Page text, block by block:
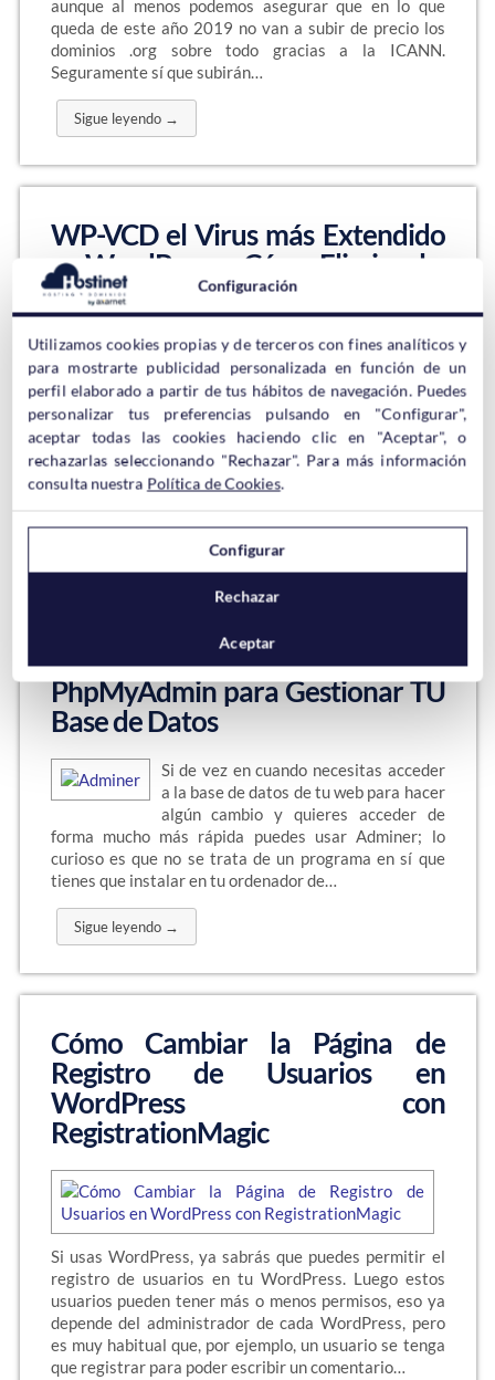
aunque al menos podemos asegurar que en lo que
queda de este año 2019 no van a subir de precio los
dominios .org sobre todo gracias a la ICANN.
Seguramente sí que subirán…
Sigue leyendo →
WP-VCD el Virus más Extendido
en WordPress – Cómo Eliminarlo
Virus y malware para WordPress hay un montón, pero
ninguno está más extendido que WP-VCD. Sin duda, la
infección WP-VCD es la número uno, la que se lleva el
gato al agua, la que más difundida está y la que más
instalaciones de WordPress consigue infectar al cabo
Adminer – Alternativa a
PhpMyAdmin para Gestionar TU
Base de Datos
Si de vez en cuando necesitas acceder
a la base de datos de tu web para hacer
algún cambio y quieres acceder de
forma mucho más rápida puedes usar Adminer; lo
curioso es que no se trata de un programa en sí que
tienes que instalar en tu ordenador de…
Sigue leyendo →
Cómo Cambiar la Página de
Registro de Usuarios en
WordPress con
RegistrationMagic
Si usas WordPress, ya sabrás que puedes permitir el
registro de usuarios en tu WordPress. Luego estos
usuarios pueden tener más o menos permisos, eso ya
depende del administrador de cada WordPress, pero
es muy habitual que, por ejemplo, un usuario se tenga
que registrar para poder escribir un comentario…
Configuración
Utilizamos cookies propias y de terceros con fines analíticos y
para mostrarte publicidad personalizada en función de un
perfil elaborado a partir de tus hábitos de navegación. Puedes
personalizar tus preferencias pulsando en "Configurar",
aceptar todas las cookies haciendo clic en "Aceptar", o
rechazarlas seleccionando "Rechazar". Para más información
consulta nuestra Política de Cookies.
Configurar
Rechazar
Aceptar